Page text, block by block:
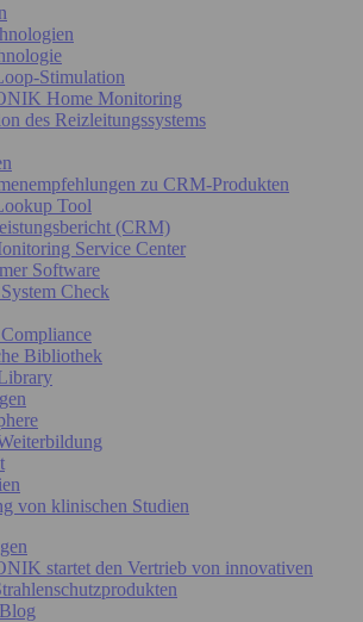
Stimulation
Home Monitoring
des Reizleitungssystems
zu CRM-Produkten
Tool
(CRM)
Service Center
Software
Check
Bibliothek
von klinischen Studien
startet den Vertrieb von innovativen